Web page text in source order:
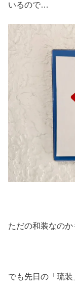
いるので…
ただの和装なのか
でも先日の「琉